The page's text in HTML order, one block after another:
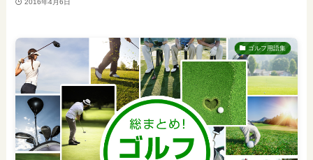
2016年4月6日
ゴルフ用語集